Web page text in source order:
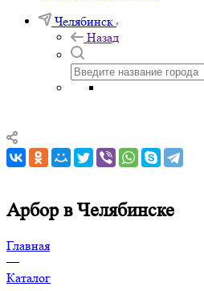
Челябинск
Назад
Арбор в Челябинске
Главная
—
Каталог